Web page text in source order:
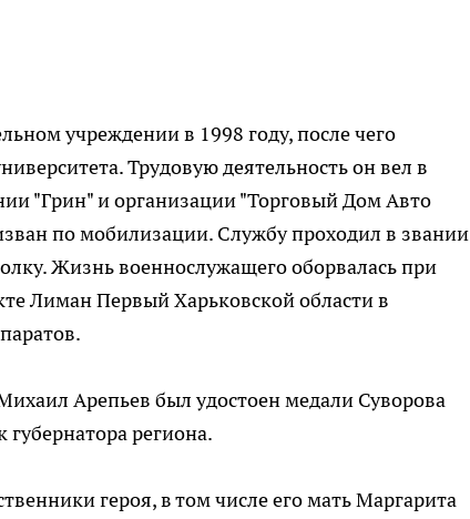
учреждении в 1998 году, после чего
Трудовую деятельность он вел в
"Грин" и организации "Торговый Дом Авто
по мобилизации. Службу проходил в звании
Жизнь военнослужащего оборвалась при
Лиман Первый Харьковской области в
Арепьев был удостоен медали Суворова
региона.
героя, в том числе его мать Маргарита